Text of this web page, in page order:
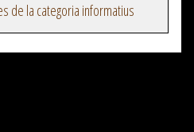
de la categoria informatius